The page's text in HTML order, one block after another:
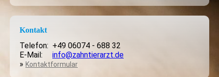
Kontakt
Telefon: +49 06074 - 688 32
E-Mail: info@zahntierarzt.de
» Kontaktformular